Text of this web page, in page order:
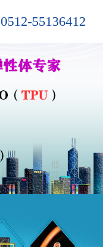
0512-55136412